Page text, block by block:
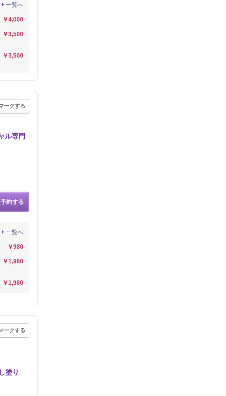
一覧へ
￥4,000
￥3,500
￥3,500
ークする
ル専門
約する
一覧へ
￥980
￥1,980
￥1,980
ークする
塗り